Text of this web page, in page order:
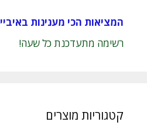
המציאות הכי מענינות באיביי
רשימה מתעדכנת כל שעה!
קטגוריות מוצרים